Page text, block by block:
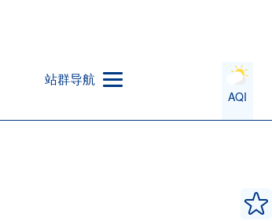
站群导航
AQI